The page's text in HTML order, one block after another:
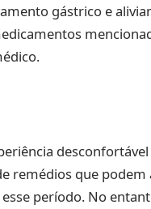
gástrico e
remédios que
período. No